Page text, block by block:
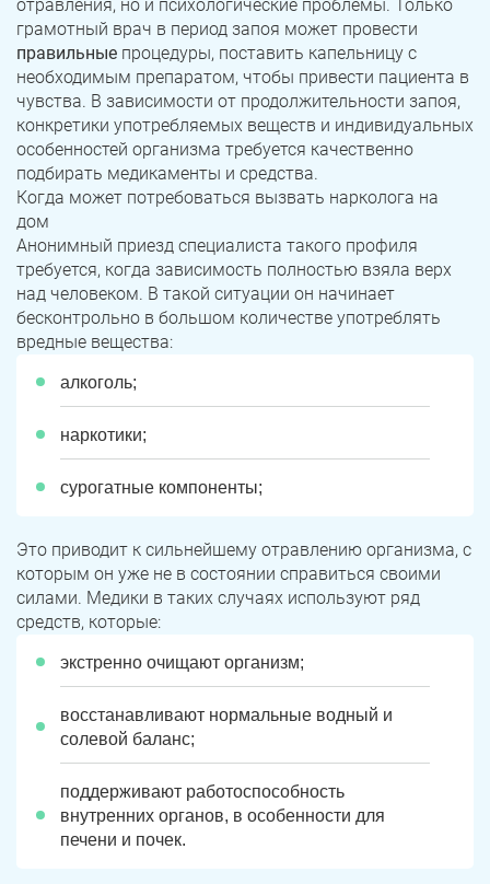
отравления, но и психологические проблемы. Только
грамотный врач в период запоя может провести
правильные процедуры, поставить капельницу с
необходимым препаратом, чтобы привести пациента в
чувства. В зависимости от продолжительности запоя,
конкретики употребляемых веществ и индивидуальных
особенностей организма требуется качественно
подбирать медикаменты и средства.
Когда может потребоваться вызвать нарколога на
дом
Анонимный приезд специалиста такого профиля
требуется, когда зависимость полностью взяла верх
над человеком. В такой ситуации он начинает
бесконтрольно в большом количестве употреблять
вредные вещества:
алкоголь;
наркотики;
сурогатные компоненты;
Это приводит к сильнейшему отравлению организма, с
которым он уже не в состоянии справиться своими
силами. Медики в таких случаях используют ряд
средств, которые:
экстренно очищают организм;
восстанавливают нормальные водный и
солевой баланс;
поддерживают работоспособность
внутренних органов, в особенности для
печени и почек.